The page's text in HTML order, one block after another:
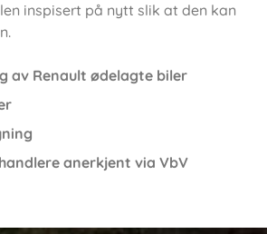
inspisert på nytt slik at den kan
av Renault ødelagte biler
anerkjent via VbV